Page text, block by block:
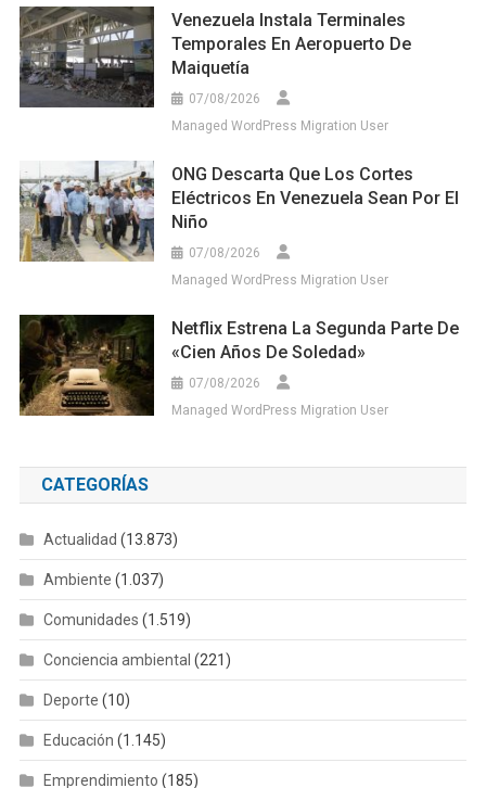
Venezuela Instala Terminales
Temporales En Aeropuerto De
Maiquetía
07/08/2026
Managed WordPress Migration User
ONG Descarta Que Los Cortes
Eléctricos En Venezuela Sean Por El
Niño
07/08/2026
Managed WordPress Migration User
Netflix Estrena La Segunda Parte De
«Cien Años De Soledad»
07/08/2026
Managed WordPress Migration User
CATEGORÍAS
Actualidad (13.873)
Ambiente (1.037)
Comunidades (1.519)
Conciencia ambiental (221)
Deporte (10)
Educación (1.145)
Emprendimiento (185)